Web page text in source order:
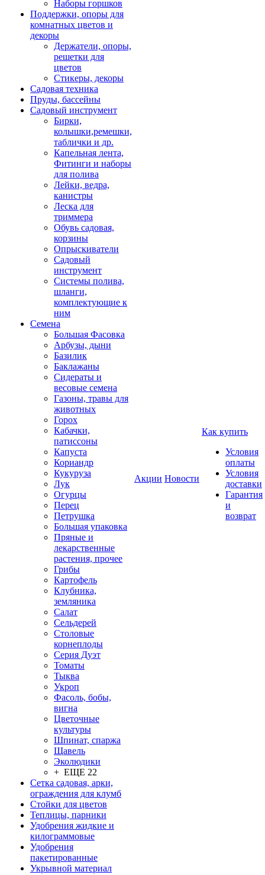
Наборы горшков
Поддержки, опоры для
комнатных цветов и
декоры
Держатели, опоры,
решетки для
цветов
Стикеры, декоры
Садовая техника
Пруды, бассейны
Садовый инструмент
Бирки,
колышки,ремешки,
таблички и др.
Капельная лента,
Фитинги и наборы
для полива
Лейки, ведра,
канистры
Леска для
триммера
Обувь садовая,
корзины
Опрыскиватели
Садовый
инструмент
Системы полива,
шланги,
комплектующие к
ним
Семена
Большая Фасовка
Арбузы, дыни
Базилик
Баклажаны
Сидераты и
весовые семена
Газоны, травы для
животных
Горох
Кабачки,
патиссоны
Капуста
Кориандр
Кукуруза
Лук
Огурцы
Перец
Петрушка
Большая упаковка
Пряные и
лекарственные
растения, прочее
Грибы
Картофель
Клубника,
земляника
Салат
Сельдерей
Столовые
корнеплоды
Серия Дуэт
Томаты
Тыква
Укроп
Фасоль, бобы,
вигна
Цветочные
культуры
Шпинат, спаржа
Щавель
Эколюдики
+ ЕЩЕ 22
Сетка садовая, арки,
ограждения для клумб
Стойки для цветов
Теплицы, парники
Удобрения жидкие и
килограммовые
Удобрения
пакетированные
Укрывной материал
Акции Новости
Как купить
Условия
оплаты
Условия
доставки
Гарантия
и
возврат